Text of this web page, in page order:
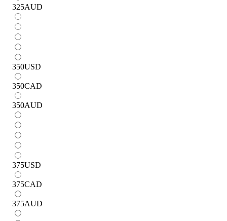
325AUD
350USD
350CAD
350AUD
375USD
375CAD
375AUD